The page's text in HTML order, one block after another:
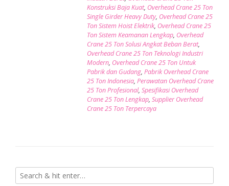
Konstruksi Baja Kuat, Overhead Crane 25 Ton
Single Girder Heavy Duty, Overhead Crane 25
Ton Sistem Hoist Elektrik, Overhead Crane 25
Ton Sistem Keamanan Lengkap, Overhead
Crane 25 Ton Solusi Angkat Beban Berat,
Overhead Crane 25 Ton Teknologi Industri
Modern, Overhead Crane 25 Ton Untuk
Pabrik dan Gudang, Pabrik Overhead Crane
25 Ton Indonesia, Perawatan Overhead Crane
25 Ton Profesional, Spesifikasi Overhead
Crane 25 Ton Lengkap, Supplier Overhead
Crane 25 Ton Terpercaya